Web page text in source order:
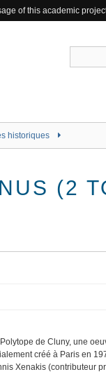
of this academic
historiques
(2
de Cluny, une
créé à Paris en
Xenakis (contributeur